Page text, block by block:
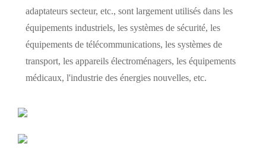
adaptateurs secteur, etc., sont largement utilisés dans les
équipements industriels, les systèmes de sécurité, les
équipements de télécommunications, les systèmes de
transport, les appareils électroménagers, les équipements
médicaux, l'industrie des énergies nouvelles, etc.